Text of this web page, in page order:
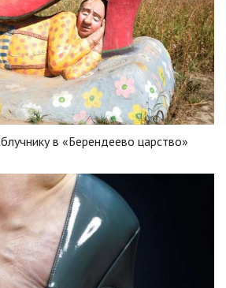
в «Берендеево царство»